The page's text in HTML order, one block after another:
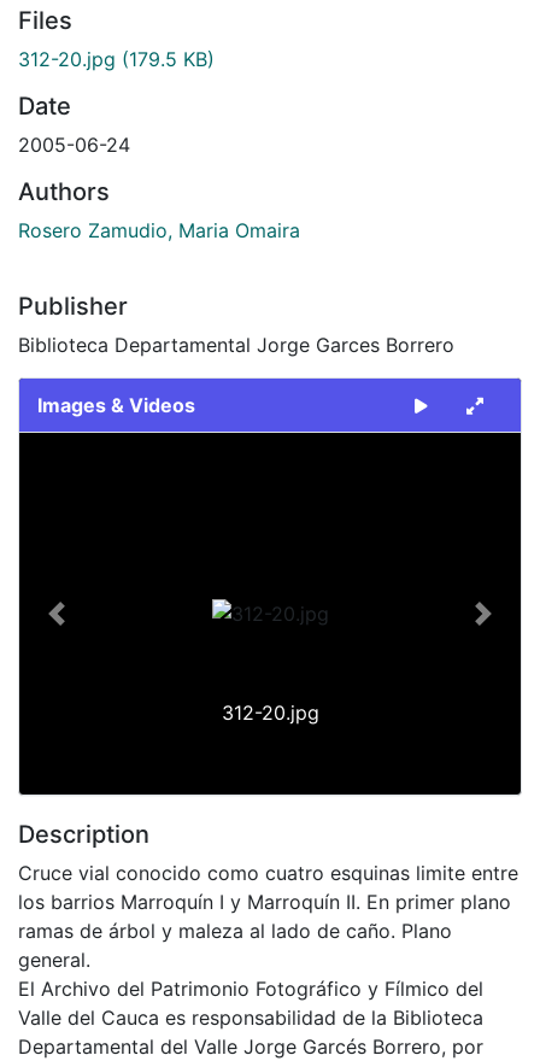
Files
312-20.jpg (179.5 KB)
Date
2005-06-24
Authors
Rosero Zamudio, Maria Omaira
Publisher
Biblioteca Departamental Jorge Garces Borrero
Images & Videos
312-20.jpg
Previous Next
Description
Cruce vial conocido como cuatro esquinas limite entre
los barrios Marroquín I y Marroquín II. En primer plano
ramas de árbol y maleza al lado de caño. Plano
general.
El Archivo del Patrimonio Fotográfico y Fílmico del
Valle del Cauca es responsabilidad de la Biblioteca
Departamental del Valle Jorge Garcés Borrero, por